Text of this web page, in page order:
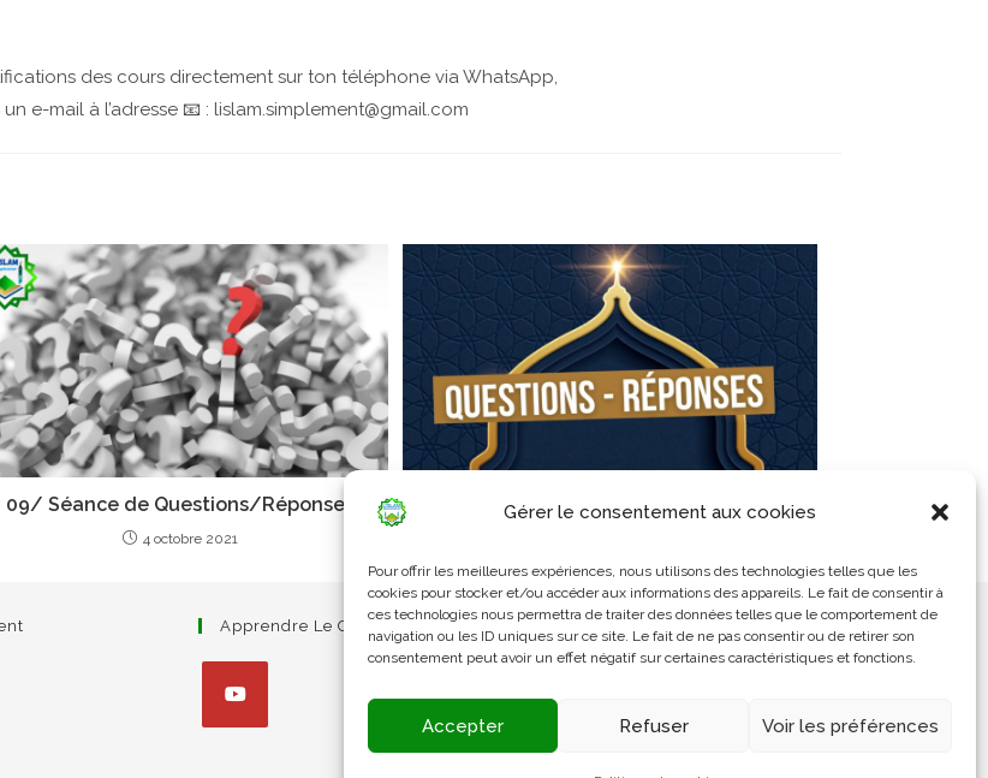
Gérer le consentement aux cookies
Pour offrir les meilleures expériences, nous utilisons des technologies telles que les
cookies pour stocker et/ou accéder aux informations des appareils. Le fait de consentir à
ces technologies nous permettra de traiter des données telles que le comportement de
navigation ou les ID uniques sur ce site. Le fait de ne pas consentir ou de retirer son
consentement peut avoir un effet négatif sur certaines caractéristiques et fonctions.
Accepter Refuser Voir les préférences
des cours directement sur ton téléphone via WhatsApp,
e-mail à l’adresse 📧 : lislam.simplement@gmail.com
09/ Séance de Questions/Réponses
4 octobre 2021
10/ Séance de Questions/Réponses
Apprendre Le Coran Simplement L’Arabe Simplement